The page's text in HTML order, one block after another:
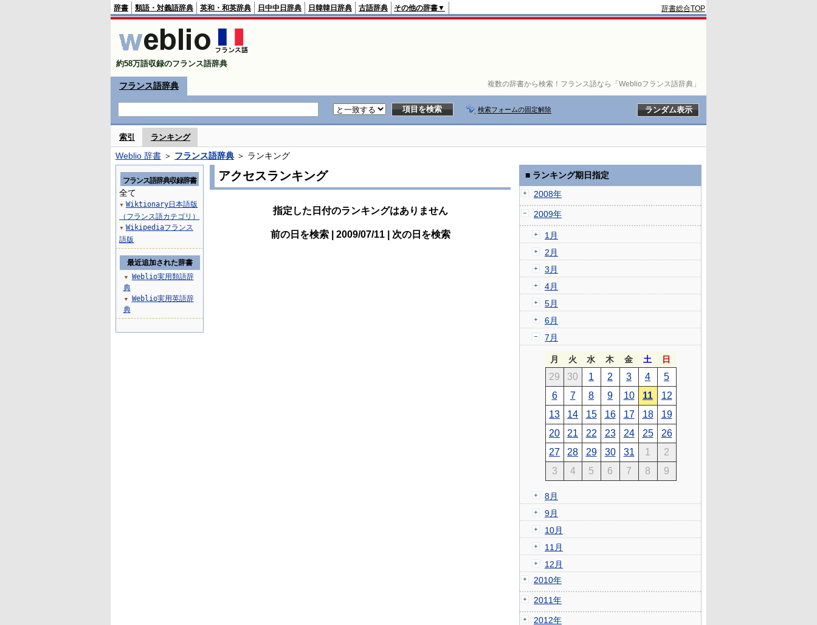
複数の辞書から検索！フランス語なら「Weblioフランス語辞典」
辞書 類語・対義語辞典 英和・和英辞典 日中中日辞典 日韓韓日辞典 古語辞典 その他の辞書▼ 辞書総合TOP
約58万語収録のフランス語辞典
フランス語辞典
検索フォームの固定解除
索引 ランキング
Weblio 辞書 ＞ フランス語辞典 ＞ ランキング
アクセスランキング
指定した日付のランキングはありません
前の日を検索 | 2009/07/11 | 次の日を検索
フランス語辞典収録辞書
全て
▼ Wiktionary日本語版
（フランス語カテゴリ）
▼ Wikipediaフランス
語版
最近追加された辞書
▼
Weblio実用類語辞
典
▼
Weblio実用英語辞
典
■ ランキング期日指定
2008年
2009年
1月
2月
3月
4月
5月
6月
7月
月 火 水 木 金 土 日
29 30 1 2 3 4
5
6
7 8 9 10 11
12
13
14 15 16 17 18
19
20
21 22 23 24 25
26
27
28 29 30 31 1
2
3
4 5 6 7 8 9
8月
9月
10月
11月
12月
2010年
2011年
2012年